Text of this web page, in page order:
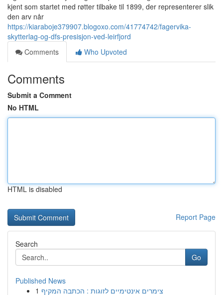
kjent som startet med røtter tilbake til 1899, der representerer slik
den arv når
https://kiaraboje379907.blogoxo.com/41774742/fagervika-
skytterlag-og-dfs-presisjon-ved-leirfjord
Comments
Who Upvoted
Comments
Submit a Comment
No HTML
HTML is disabled
Report Page
Search
Go
Published News
1 צימרים אינטימיים לזוגות : הכתבה המקיף